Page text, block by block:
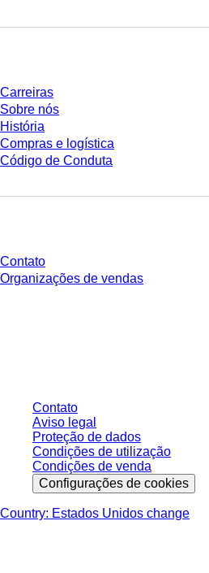
Carreiras
Sobre nós
História
Compras e logística
Código de Conduta
Contato
Organizações de vendas
Contato
Aviso legal
Proteção de dados
Condições de utilização
Condições de venda
Configurações de cookies
Country: Estados Unidos change